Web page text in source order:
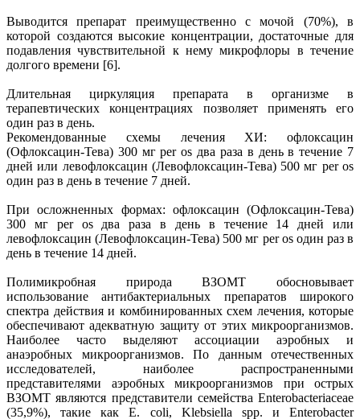
Выводится препарат преимущественно с мочой (70%), в
которой создаются высокие концентрации, достаточные для
подавления чувствительной к нему микрофлоры в течение
долгого времени [6].
Длительная циркуляция препарата в организме в
терапевтических концентрациях позволяет применять его
один раз в день.
Рекомендованные схемы лечения ХИ: офлоксацин
(Офлоксацин-Тева) 300 мг per os два раза в день в течение 7
дней или левофлоксацин (Левофлоксацин-Тева) 500 мг per os
один раз в день в течение 7 дней.
При осложненных формах: офлоксацин (Офлоксацин-Тева)
300 мг per os два раза в день в течение 14 дней или
левофлоксацин (Левофлоксацин-Тева) 500 мг per os один раз в
день в течение 14 дней.
Полимикробная природа ВЗОМТ обосновывает
использование антибактериальных препаратов широкого
спектра действия и комбинированных схем лечения, которые
обеспечивают адекватную защиту от этих микроорганизмов.
Наиболее часто выделяют ассоциации аэробных и
анаэробных микроорганизмов. По данным отечественных
исследователей, наиболее распространенными
представителями аэробных микроорганизмов при острых
ВЗОМТ являются представители семейства Enterobacteriaceae
(35,9%), такие как E. coli, Klebsiella spp. и Enterobacter